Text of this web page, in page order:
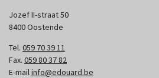
Jozef II-straat 50
8400 Oostende
Tel. 059 70 39 11
Fax. 059 80 37 82
E-mailinfo@edouard.be